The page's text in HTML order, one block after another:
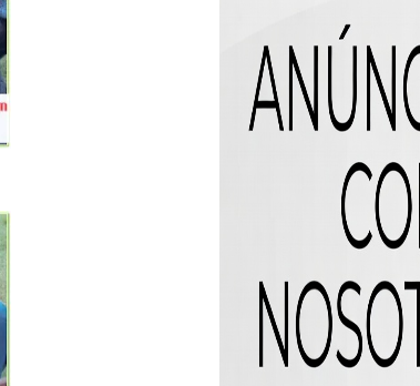
de tratamiento de aguas residuales de Rafey